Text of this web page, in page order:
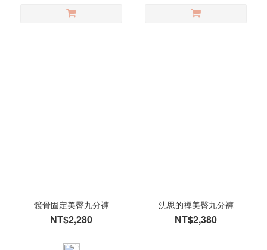
髖骨固定美臀九分褲
NT$2,280
沈思的禪美臀九分褲
NT$2,380